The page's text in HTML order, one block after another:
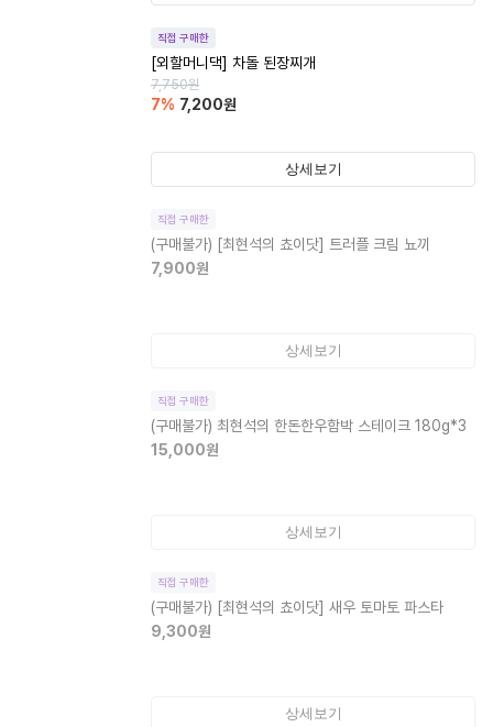
직접 구매한
[외할머니댁] 차돌 된장찌개
7,750원
7% 7,200원
상세보기
직접 구매한
(구매불가) [최현석의 쵸이닷] 트러플 크림 뇨끼
7,900원
상세보기
직접 구매한
(구매불가) 최현석의 한돈한우함박 스테이크 180g*3
15,000원
상세보기
직접 구매한
(구매불가) [최현석의 쵸이닷] 새우 토마토 파스타
9,300원
상세보기